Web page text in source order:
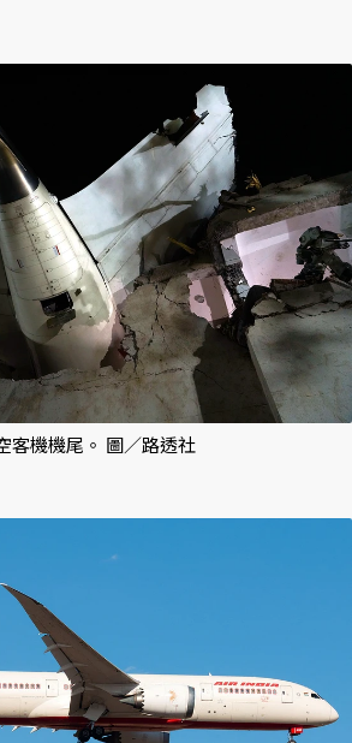
客機機尾。 圖／路透社